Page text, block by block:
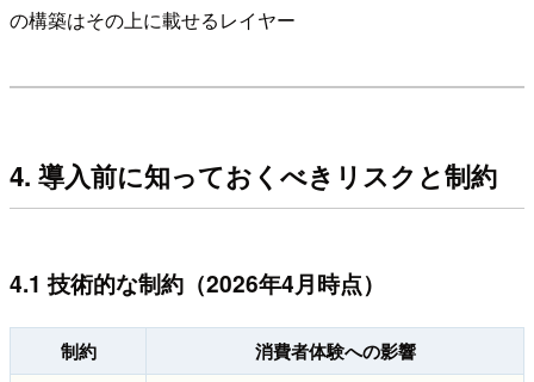
の構築はその上に載せるレイヤー
4. 導入前に知っておくべきリスクと制約
4.1 技術的な制約（2026年4月時点）
制約
消費者体験への影響